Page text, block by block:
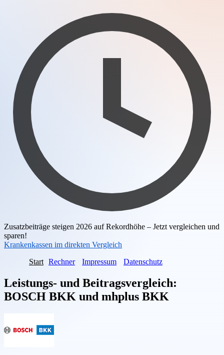
Zusatzbeiträge steigen 2026 auf Rekordhöhe – Jetzt vergleichen und
sparen!
Krankenkassen im direkten Vergleich
Start Rechner Impressum Datenschutz
Leistungs- und Beitragsvergleich:
BOSCH BKK und mhplus BKK